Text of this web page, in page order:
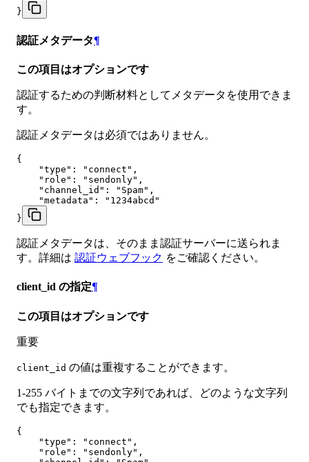
}
認証メタデータ¶
この項目はオプションです
認証するための判断材料としてメタデータを使用できま
す。
認証メタデータは必須ではありません。
{
    "type": "connect",
    "role": "sendonly",
    "channel_id": "Spam",
    "metadata": "1234abcd"
}
認証メタデータは、そのまま認証サーバーに送られま
す。詳細は 認証ウェブフック をご確認ください。
client_id の指定¶
この項目はオプションです
重要
client_id の値は重複することができます。
1-255 バイトまでの文字列であれば、どのような文字列
でも指定できます。
{
    "type": "connect",
    "role": "sendonly",